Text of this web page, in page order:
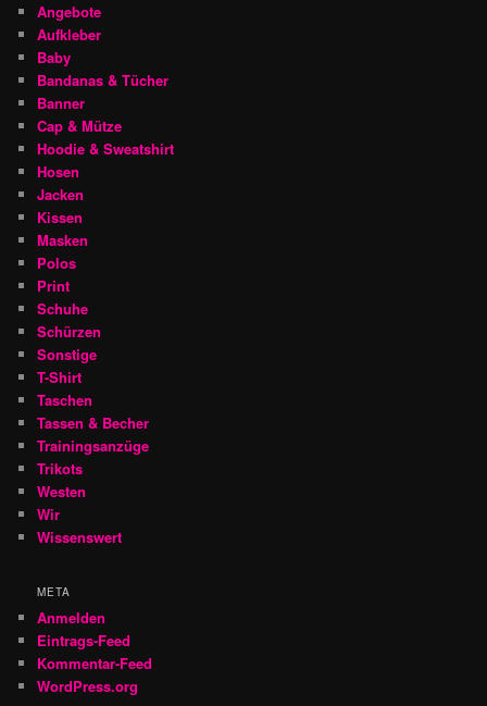
Angebote
Aufkleber
Baby
Bandanas & Tücher
Banner
Cap & Mütze
Hoodie & Sweatshirt
Hosen
Jacken
Kissen
Masken
Polos
Print
Schuhe
Schürzen
Sonstige
T-Shirt
Taschen
Tassen & Becher
Trainingsanzüge
Trikots
Westen
Wir
Wissenswert
META
Anmelden
Eintrags-Feed
Kommentar-Feed
WordPress.org